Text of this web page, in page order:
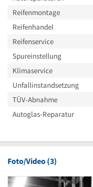
Reifenmontage
Reifenhandel
Reifenservice
Spureinstellung
Klimaservice
Unfallinstandsetzung
TÜV-Abnahme
Autoglas-Reparatur
Foto/Video (3)